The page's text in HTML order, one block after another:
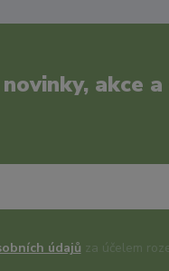
akce
údajů za účelem